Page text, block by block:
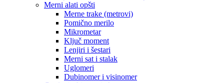
Merni alati opšti
Merne trake (metrovi)
Pomično merilo
Mikrometar
Ključ moment
Lenjiri i šestari
Merni sat i stalak
Uglomeri
Dubinomer i visinomer